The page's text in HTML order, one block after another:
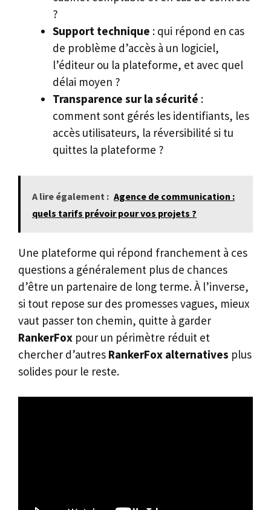
?
Support technique : qui répond en cas
de problème d’accès à un logiciel,
l’éditeur ou la plateforme, et avec quel
délai moyen ?
Transparence sur la sécurité :
comment sont gérés les identifiants, les
accès utilisateurs, la réversibilité si tu
quittes la plateforme ?
A lire également : Agence de communication :
quels tarifs prévoir pour vos projets ?
Une plateforme qui répond franchement à ces
questions a généralement plus de chances
d’être un partenaire de long terme. À l’inverse,
si tout repose sur des promesses vagues, mieux
vaut passer ton chemin, quitte à garder
RankerFox pour un périmètre réduit et
chercher d’autres RankerFox alternatives plus
solides pour le reste.